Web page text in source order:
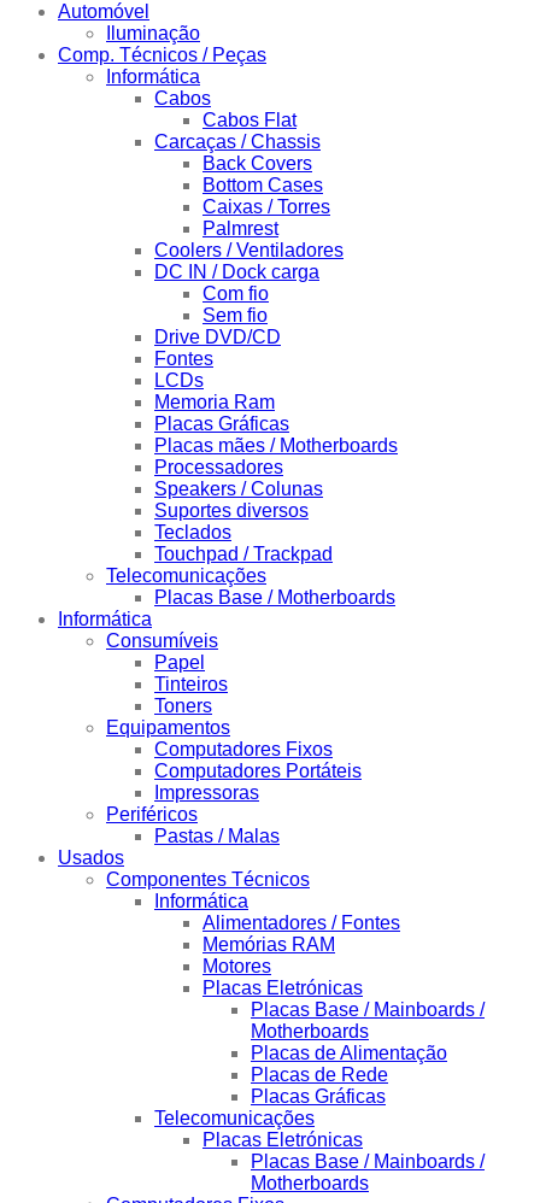
Automóvel
Iluminação
Comp. Técnicos / Peças
Informática
Cabos
Cabos Flat
Carcaças / Chassis
Back Covers
Bottom Cases
Caixas / Torres
Palmrest
Coolers / Ventiladores
DC IN / Dock carga
Com fio
Sem fio
Drive DVD/CD
Fontes
LCDs
Memoria Ram
Placas Gráficas
Placas mães / Motherboards
Processadores
Speakers / Colunas
Suportes diversos
Teclados
Touchpad / Trackpad
Telecomunicações
Placas Base / Motherboards
Informática
Consumíveis
Papel
Tinteiros
Toners
Equipamentos
Computadores Fixos
Computadores Portáteis
Impressoras
Periféricos
Pastas / Malas
Usados
Componentes Técnicos
Informática
Alimentadores / Fontes
Memórias RAM
Motores
Placas Eletrónicas
Placas Base / Mainboards /
Motherboards
Placas de Alimentação
Placas de Rede
Placas Gráficas
Telecomunicações
Placas Eletrónicas
Placas Base / Mainboards /
Motherboards